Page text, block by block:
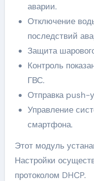
аварии.
Отключение
последствий
Защита
Контроль
ГВС.
Отправка push-
Управление
смартфона.
Этот модуль
Настройки
протоколом DHCP.